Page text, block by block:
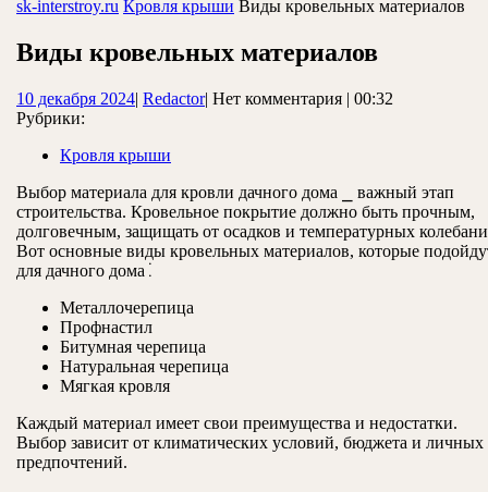
sk-interstroy.ru Кровля крыши Виды кровельных материалов
Виды кровельных материалов
10 декабря 202410
| RedactorRedactor
| Нет комментария | 00:32
Рубрики:
Кровля крыши
Выбор материала для кровли дачного дома ⎯ важный этап
строительства. Кровельное покрытие должно быть прочным,
долговечным, защищать от осадков и температурных
Вот основные виды кровельных материалов, которые
для дачного дома⁚
Металлочерепица
Профнастил
Битумная черепица
Натуральная черепица
Мягкая кровля
Каждый материал имеет свои преимущества и недостатки.
Выбор зависит от климатических условий, бюджета и личных
предпочтений.